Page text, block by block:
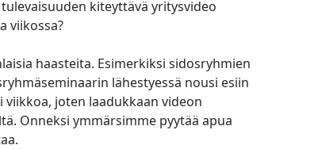
kiteyttävä yritysvideo
viikossa?
haasteita. Esimerkiksi sidosryhmien
lähestyessä nousi esiin
joten laadukkaan videon
Onneksi ymmärsimme pyytää apua